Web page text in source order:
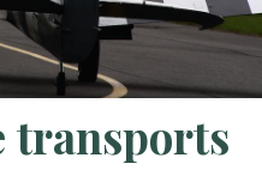
transports